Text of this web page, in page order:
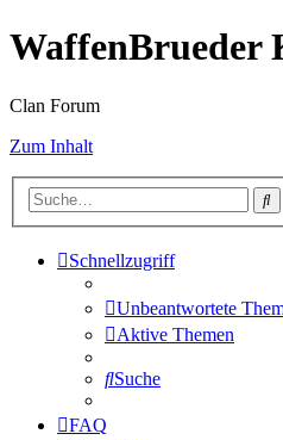
WaffenBrueder
Clan Forum
Zum Inhalt
Schnellzugriff
Unbeantwortete
Aktive Themen
Suche
FAQ